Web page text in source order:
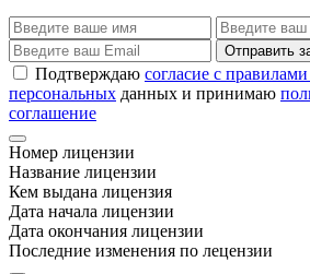
Отправить
Подтверждаю согласие с
персональных данных и принимаю
соглашение
Номер лицензии
Название лицензии
Кем выдана лицензия
Дата начала лицензии
Дата окончания лицензии
Последние изменения по лецензии